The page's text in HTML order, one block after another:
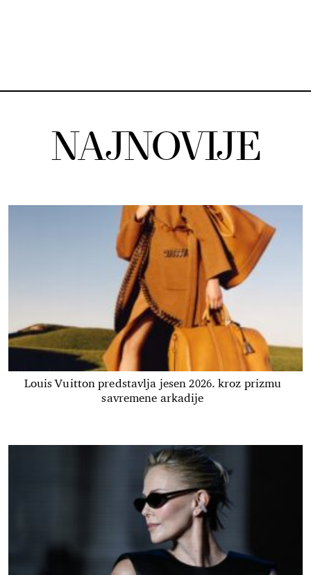
NAJNOVIJE
Louis Vuitton predstavlja jesen 2026. kroz prizmu
savremene arkadije